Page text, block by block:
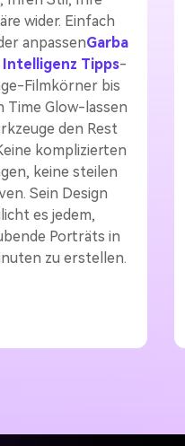
wider. Einfach
anpassenGarba
Tipps-
Filmkörner bis
Time Glow-lassen
den Rest
komplizierten
keine steilen
Sein Design
es jedem,
Porträts in
zu erstellen.